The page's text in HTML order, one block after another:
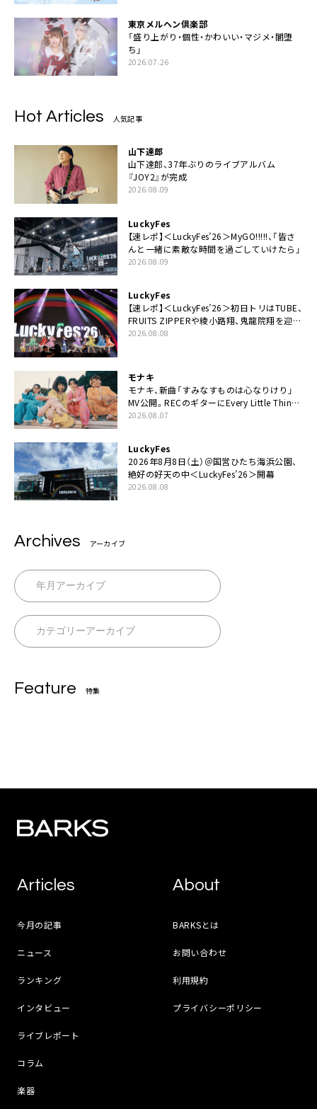
東京メルヘン倶楽部
「盛り上がり・個性・かわいい・マジメ・闇堕
ち」
2026.07.26
Hot Articles 人気記事
山下達郎
山下達郎、37年ぶりのライブアルバム
『JOY2』が完成
2026.08.09
LuckyFes
【速レポ】＜LuckyFes’26＞MyGO!!!!!、「皆さ
んと一緒に素敵な時間を過ごしていけたら」
2026.08.09
LuckyFes
【速レポ】＜LuckyFes’26＞初日トリはTUBE、
FRUITS ZIPPERや綾小路翔、鬼龍院翔を迎え
た豪華コラボも「知ってたらぜひ一緒に歌っ
2026.08.08
モナキ
モナキ、新曲「すみなすものは心なりけり」
MV公開。RECのギターにEvery Little Thing・
伊藤一朗参加も
2026.08.07
LuckyFes
2026年8月8日（土）＠国営ひたち海浜公園、
絶好の好天の中＜LuckyFes’26＞開幕
2026.08.08
Archives アーカイブ
Feature 特集
Articles
今月の記事
ニュース
ランキング
インタビュー
ライブレポート
コラム
楽器
About
BARKSとは
お問い合わせ
利用規約
プライバシーポリシー